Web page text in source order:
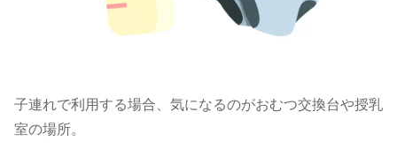
子連れで利用する場合、気になるのがおむつ交換台や授乳
室の場所。